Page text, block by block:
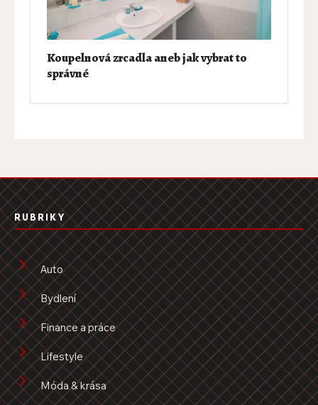
Koupelnová zrcadla aneb jak vybrat to
správné
RUBRIKY
Auto
Bydlení
Finance a práce
Lifestyle
Móda & krása